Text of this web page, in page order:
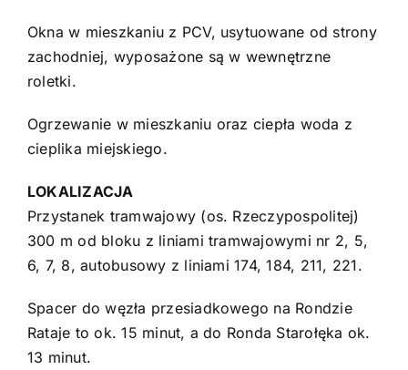
Okna w mieszkaniu z PCV, usytuowane od strony
zachodniej, wyposażone są w wewnętrzne
roletki.
Ogrzewanie w mieszkaniu oraz ciepła woda z
cieplika miejskiego.
LOKALIZACJA
Przystanek tramwajowy (os. Rzeczypospolitej)
300 m od bloku z liniami tramwajowymi nr 2, 5,
6, 7, 8, autobusowy z liniami 174, 184, 211, 221.
Spacer do węzła przesiadkowego na Rondzie
Rataje to ok. 15 minut, a do Ronda Starołęka ok.
13 minut.